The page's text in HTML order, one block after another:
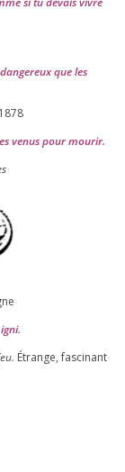
que les
1878
venus pour mourir.
Étrange, fas­ci­nant